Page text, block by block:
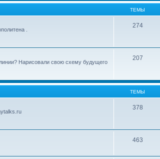
ТЕМЫ
.
274
Нарисовали свою схему будущего
207
ТЕМЫ
378
463